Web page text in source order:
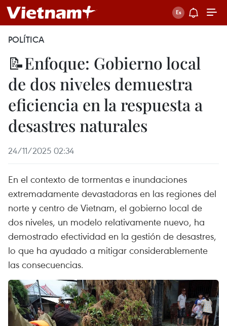
POLÍTICA
📝Enfoque: Gobierno local
de dos niveles demuestra
eficiencia en la respuesta a
desastres naturales
24/11/2025 02:34
En el contexto de tormentas e inundaciones
extremadamente devastadoras en las regiones del
norte y centro de Vietnam, el gobierno local de
dos niveles, un modelo relativamente nuevo, ha
demostrado efectividad en la gestión de desastres,
lo que ha ayudado a mitigar considerablemente
las consecuencias.